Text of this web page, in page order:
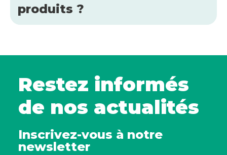
produits ?
Restez informés
de nos actualités
Inscrivez-vous à notre
newsletter